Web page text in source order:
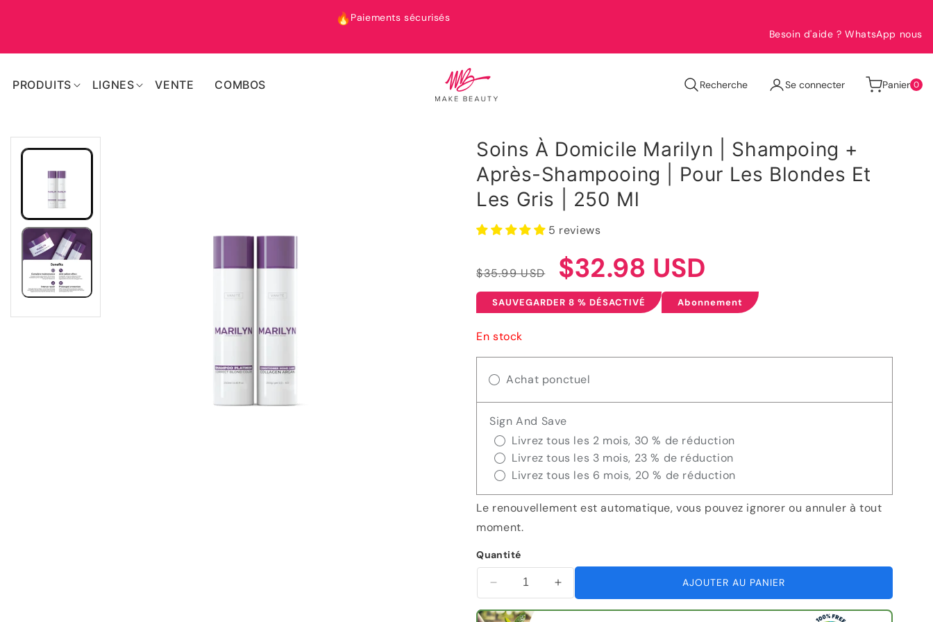
Besoin d'aide ? WhatsApp nous
Paiements sécurisés
PRODUITS LIGNES VENTE COMBOS Recherche Se connecter Panier 0
article
Soins À Domicile Marilyn | Shampoing +
Après-Shampooing | Pour Les Blondes Et
Les Gris | 250 Ml
5 reviews
Prix
​​
régulier
$35.99 USD
Prix
​​
vente
$32.98 USD
SAUVEGARDER 8 % DÉSACTIVÉ Abonnement
En stock
Achat ponctuel
Sign And Save
Livrez tous les 2 mois, 30 % de réduction
Livrez tous les 3 mois, 23 % de réduction
Livrez tous les 6 mois, 20 % de réduction
Le renouvellement est automatique, vous pouvez ignorer ou annuler à tout
moment.
Quantité
Diminuer
la
quantité
Augmenter
la
AJOUTER AU PANIER